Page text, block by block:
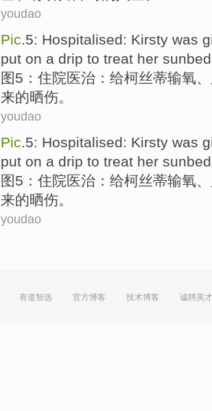
youdao
Pic.5: Hospitalised: Kirsty was
put on a drip to treat her sunbed
图5： 住院医治 ： 给柯丝蒂输氧
来的晒伤。
youdao
Pic.5: Hospitalised: Kirsty was
put on a drip to treat her sunbed
图5： 住院医治 ： 给柯丝蒂输氧
来的晒伤。
youdao
有道智选 官方博客 技术博客 诚聘英才